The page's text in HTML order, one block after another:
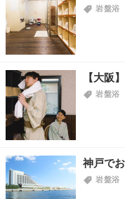
岩盤浴
【大阪
岩盤浴
神戸で
岩盤浴